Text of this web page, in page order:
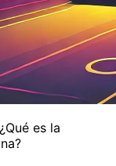
¿Qué es la